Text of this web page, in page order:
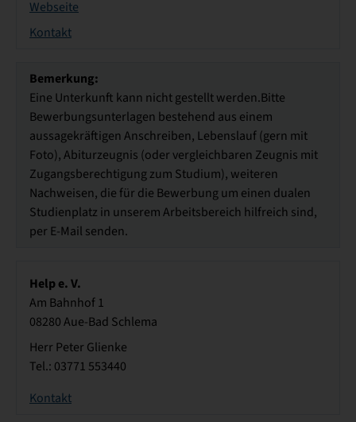
Webseite
Kontakt
Bemerkung:
Eine Unterkunft kann nicht gestellt werden.Bitte
Bewerbungsunterlagen bestehend aus einem
aussagekräftigen Anschreiben, Lebenslauf (gern mit
Foto), Abiturzeugnis (oder vergleichbaren Zeugnis mit
Zugangsberechtigung zum Studium), weiteren
Nachweisen, die für die Bewerbung um einen dualen
Studienplatz in unserem Arbeitsbereich hilfreich sind,
per E-Mail senden.
Help e. V.
Am Bahnhof 1
08280 Aue-Bad Schlema
Herr Peter Glienke
Tel.: 03771 553440
Kontakt